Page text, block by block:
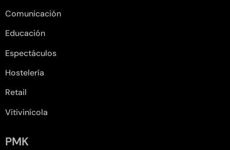
Comunicación
Educación
Espectáculos
Hostelería
Retail
Vitivinícola
PMK